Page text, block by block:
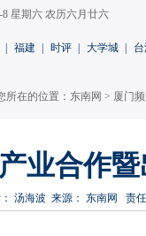
8 星期六 农历六月廿六
福建 时评 大学城
所在的位置： 东南网 > 厦门
业合作
汤海波 来源： 东南网 责